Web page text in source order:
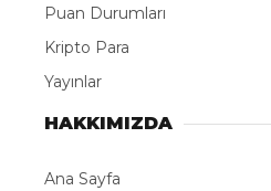
Puan Durumları
Kripto Para
Yayınlar
HAKKIMIZDA
Ana Sayfa